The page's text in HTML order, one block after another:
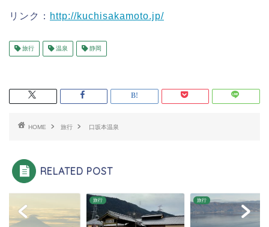
リンク： http://kuchisakamoto.jp/
旅行 温泉 静岡
HOME 旅行 口坂本温泉
RELATED POST
旅行 旅行